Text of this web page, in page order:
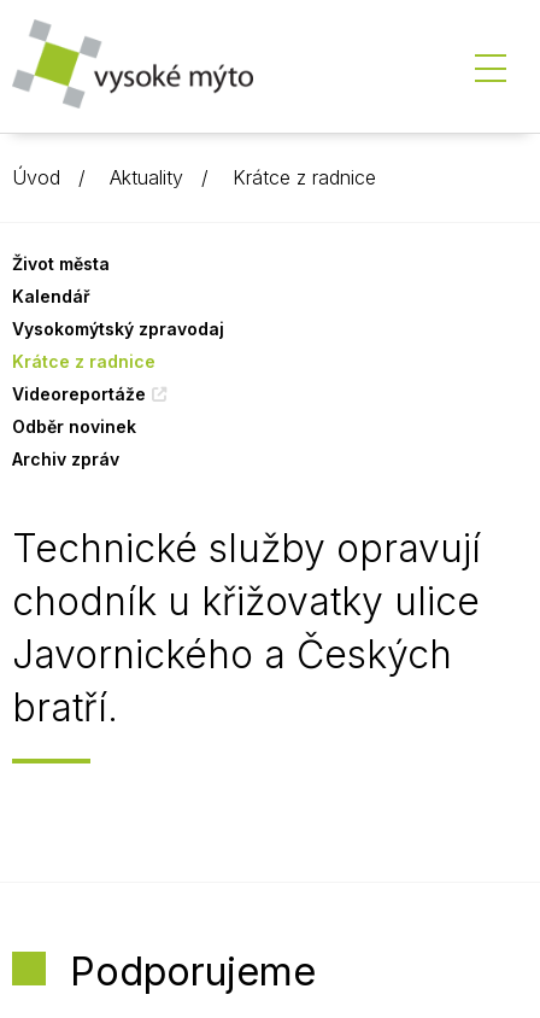
Úvod Aktuality Krátce z radnice
Život města
Kalendář
Vysokomýtský zpravodaj
Krátce z radnice
Videoreportáže
Odběr novinek
Archiv zpráv
Technické služby opravují
chodník u křižovatky ulice
Javornického a Českých
bratří.
Podporujeme